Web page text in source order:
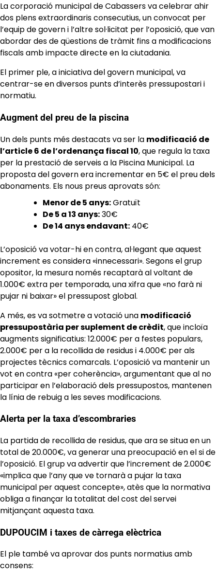
La corporació municipal de Cabassers va celebrar ahir
dos plens extraordinaris consecutius, un convocat per
l’equip de govern i l’altre sol·licitat per l’oposició, que van
abordar des de qüestions de tràmit fins a modificacions
fiscals amb impacte directe en la ciutadania.
El primer ple, a iniciativa del govern municipal, va
centrar-se en diversos punts d’interès pressupostari i
normatiu.
Augment del preu de la piscina
Un dels punts més destacats va ser la modificació de
l’article 6 de l’ordenança fiscal 10, que regula la taxa
per la prestació de serveis a la Piscina Municipal. La
proposta del govern era incrementar en 5€ el preu dels
abonaments. Els nous preus aprovats són:
Menor de 5 anys:Gratuït
De 5 a 13 anys:30€
De 14 anys endavant: 40€
L’oposició va votar-hi en contra, al·legant que aquest
increment es considera «innecessari». Segons el grup
opositor, la mesura només recaptarà al voltant de
1.000€ extra per temporada, una xifra que «no farà ni
pujar ni baixar» el pressupost global.
A més, es va sotmetre a votació una modificació
pressupostària per suplement de crèdit, que incloïa
augments significatius: 12.000€ per a festes populars,
2.000€ per a la recollida de residus i 4.000€ per als
projectes tècnics comarcals. L’oposició va mantenir un
vot en contra «per coherència», argumentant que al no
participar en l’elaboració dels pressupostos, mantenen
la línia de rebuig a les seves modificacions.
Alerta per la taxa d’escombraries
La partida de recollida de residus, que ara se situa en un
total de 20.000€, va generar una preocupació en el si de
l’oposició. El grup va advertir que l’increment de 2.000€
«implica que l’any que ve tornarà a pujar la taxa
municipal per aquest concepte», atès que la normativa
obliga a finançar la totalitat del cost del servei
mitjançant aquesta taxa.
DUPOUCIM i taxes de càrrega elèctrica
El ple també va aprovar dos punts normatius amb
consens: